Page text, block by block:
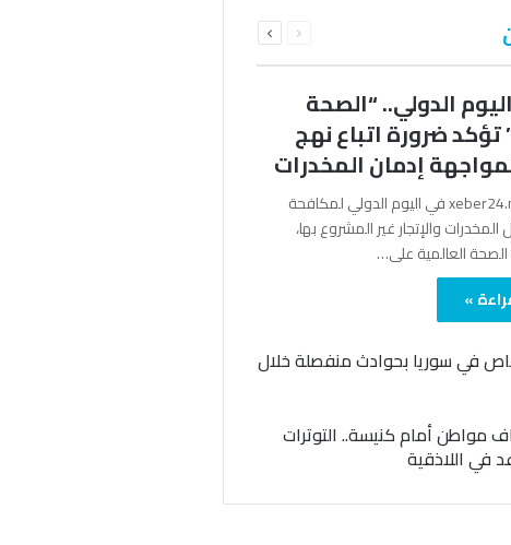
الصفحةالصفحة
الدولي.. “الصحة
تؤكد ضرورة اتباع نهج
إدمان المخدرات
آفرين علو ـ xeber24.net في اليوم الدولي لمكافحة
والإتجار غير المشروع بها،
العالمية على…
»
5 أشخاص في سوريا بحوادث منفصلة خلال
مواطن أمام كنيسة.. التوترات
في اللاذقية